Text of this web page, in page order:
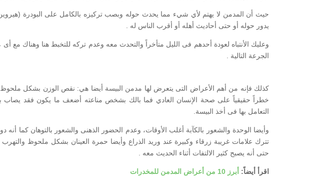
حيث أن المدمن لا يهتم لأي شيء مما يحدث حوله وبصب تركيزه بالكامل على البودرة
يدور حوله أو حتى أحاديث أهله أو أقرب الناس له .
وعليك الأنتباه لعودة أحدهم فى الليل متأخراً والتحدث معه وعدم تركه للتخبط هنا وهناك
الجرعة التالية .
كذلك فإنه من أهم الأعراض التى يتعرض لها مدمن البيسة أيضا هي: نقص الوزن بشكل
خطراً حقيقياً على صحة الإنسان العادي فما بالك بشخص مناعته أضعف ما يكون فقد
التعامل بها فى أخذ البيسة.
وأيضا الوحدة والشعور بالكآبة أغلب الأوقات، وعدم الحضور الذهنى والشعور بالتوهان كما
تترك علامات غريبة زرقاء وكبيرة عند وريد الذراع وأيضا حمرة العينان بشكل ملحوظ
حتى أنه يصبح كثير الالتفات أثناء الحديث معه .
اقرأ أيضاً: أبرز 10 من أعراض المدمن للمخدرات